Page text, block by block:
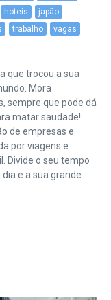
hoteis
japão
trabalho vagas
que trocou a sua
Mora
sempre que pode dá
matar saudade!
de empresas e
por viagens e
Divide o seu tempo
e a sua grande